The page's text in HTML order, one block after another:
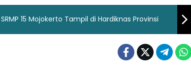
15 Mojokerto Tampil di Hardiknas Provinsi